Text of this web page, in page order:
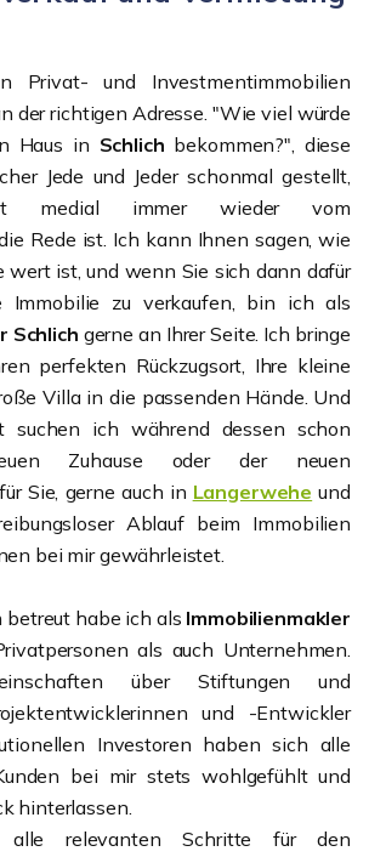
Privat- und Investmentimmobilien
der richtigen Adresse. "Wie viel würde
Haus in Schlich bekommen?", diese
Jede und Jeder schonmal gestellt,
medial immer wieder vom
Rede ist. Ich kann Ihnen sagen, wie
wert ist, und wenn Sie sich dann dafür
Immobilie zu verkaufen, bin ich als
Schlich gerne an Ihrer Seite. Ich bringe
perfekten Rückzugsort, Ihre kleine
Villa in die passenden Hände. Und
suchen ich während dessen schon
Zuhause oder der neuen
Sie, gerne auch in Langerwehe und
Ablauf beim Immobilien
bei mir gewährleistet.
betreut habe ich als Immobilienmakler
als auch Unternehmen.
über Stiftungen und
und -Entwickler
Investoren haben sich alle
bei mir stets wohlgefühlt und
hinterlassen.
alle relevanten Schritte für den